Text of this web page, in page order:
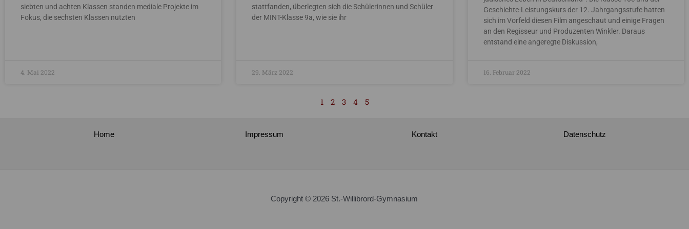
siebten und achten Klassen standen mediale Projekte im
Fokus, die sechsten Klassen nutzten
4. Mai 2022
stattfanden, überlegten sich die Schülerinnen und Schüler
der MINT-Klasse 9a, wie sie ihr
29. März 2022
Geschichte-Leistungskurs der 12. Jahrgangsstufe hatten
sich im Vorfeld diesen Film angeschaut und einige Fragen
an den Regisseur und Produzenten Winkler. Daraus
entstand eine angeregte Diskussion,
16. Februar 2022
1 2 3 4 5
Home Impressum Kontakt Datenschutz
Copyright © 2026 St.-Willibrord-Gymnasium